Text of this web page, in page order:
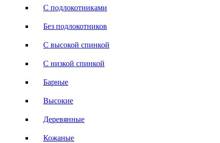
С подлокотниками
Без подлокотников
С высокой спинкой
С низкой спинкой
Барные
Высокие
Деревянные
Кожаные